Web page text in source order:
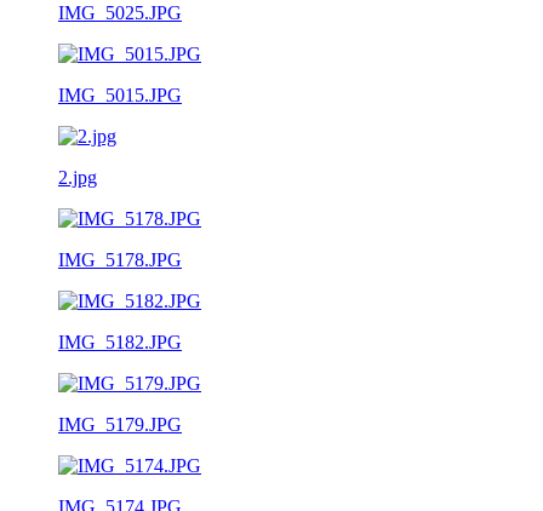
IMG_5025.JPG
IMG_5015.JPG
2.jpg
IMG_5178.JPG
IMG_5182.JPG
IMG_5179.JPG
IMG_5174.JPG